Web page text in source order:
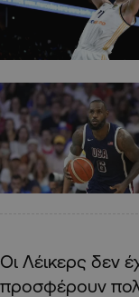
Οι Λέικερς δεν
προσφέρουν